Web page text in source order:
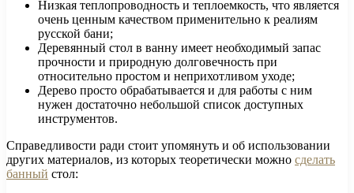
Низкая теплопроводность и теплоемкость, что является
очень ценным качеством применительно к реалиям
русской бани;
Деревянный стол в ванну имеет необходимый запас
прочности и природную долговечность при
относительно простом и неприхотливом уходе;
Дерево просто обрабатывается и для работы с ним
нужен достаточно небольшой список доступных
инструментов.
Справедливости ради стоит упомянуть и об использовании
других материалов, из которых теоретически можно сделать
банный стол: